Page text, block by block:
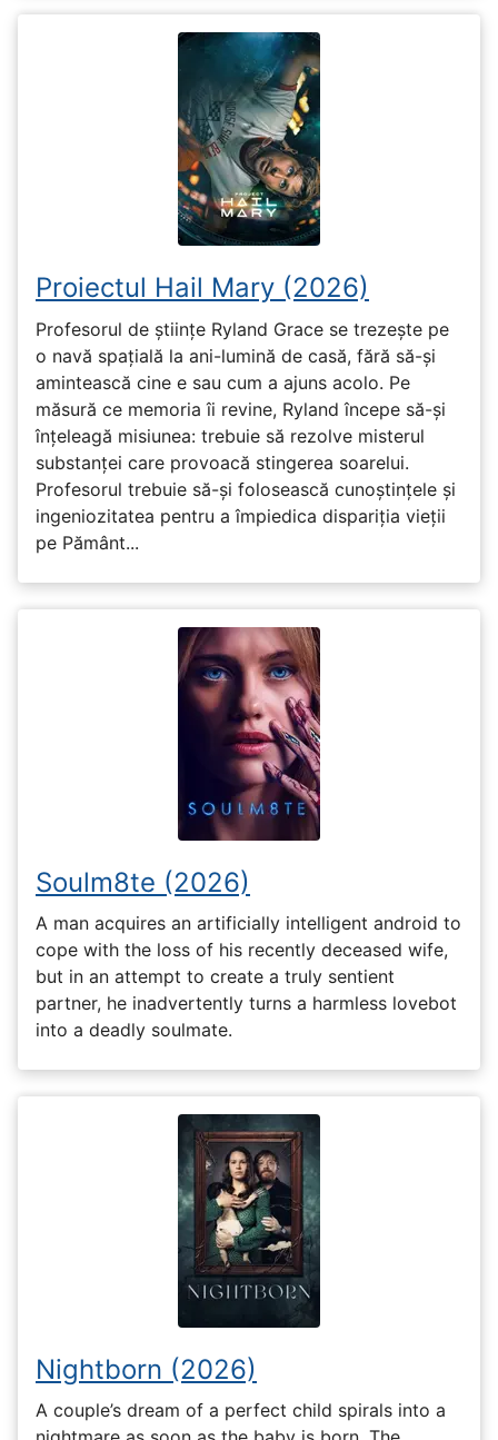
Proiectul Hail Mary (2026)
Profesorul de științe Ryland Grace se trezește pe
o navă spațială la ani-lumină de casă, fără să-și
amintească cine e sau cum a ajuns acolo. Pe
măsură ce memoria îi revine, Ryland începe să-și
înțeleagă misiunea: trebuie să rezolve misterul
substanței care provoacă stingerea soarelui.
Profesorul trebuie să-și folosească cunoștințele și
ingeniozitatea pentru a împiedica dispariția vieții
pe Pământ...
Soulm8te (2026)
A man acquires an artificially intelligent android to
cope with the loss of his recently deceased wife,
but in an attempt to create a truly sentient
partner, he inadvertently turns a harmless lovebot
into a deadly soulmate.
Nightborn (2026)
A couple’s dream of a perfect child spirals into a